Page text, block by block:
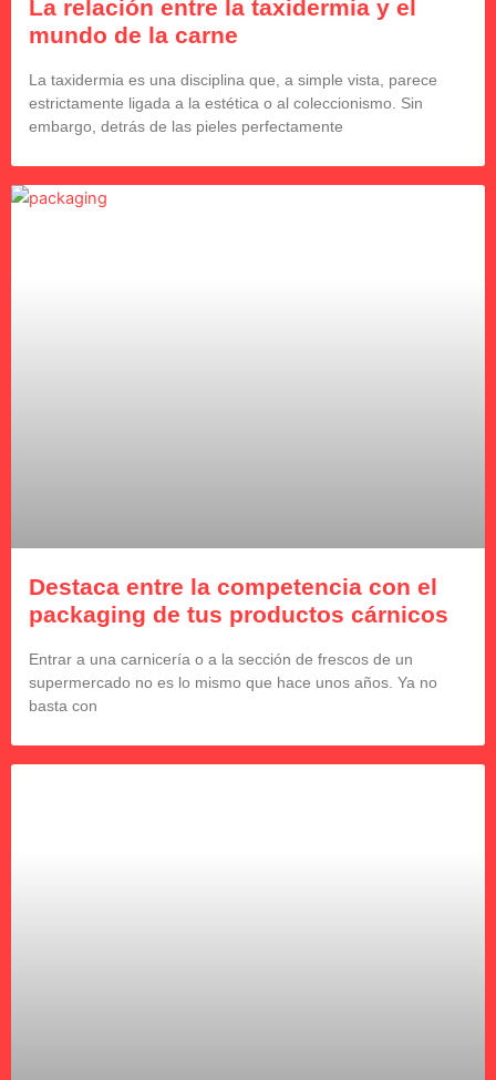
La relación entre la taxidermia y el
mundo de la carne
La taxidermia es una disciplina que, a simple vista, parece
estrictamente ligada a la estética o al coleccionismo. Sin
embargo, detrás de las pieles perfectamente
Destaca entre la competencia con el
packaging de tus productos cárnicos
Entrar a una carnicería o a la sección de frescos de un
supermercado no es lo mismo que hace unos años. Ya no
basta con